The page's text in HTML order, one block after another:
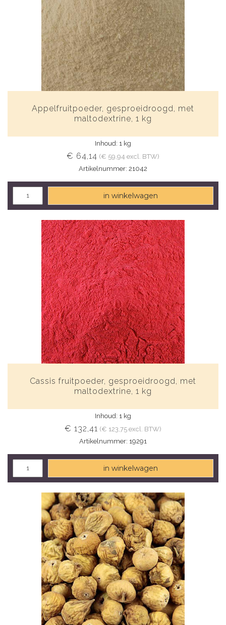
Appelfruitpoeder, gesproeidroogd, met
maltodextrine, 1 kg
Inhoud: 1 kg
€ 64,14 (€ 59,94 excl. BTW)
Artikelnummer: 21042
in winkelwagen
Cassis fruitpoeder, gesproeidroogd, met
maltodextrine, 1 kg
Inhoud: 1 kg
€ 132,41 (€ 123,75 excl. BTW)
Artikelnummer: 19291
in winkelwagen